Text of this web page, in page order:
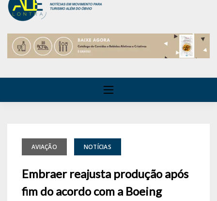
AVIAÇÃO NOTÍCIAS
Embraer reajusta produção após
fim do acordo com a Boeing